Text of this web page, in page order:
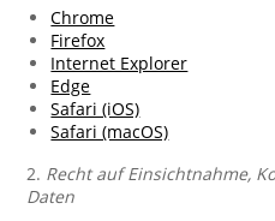
Chrome
Firefox
Internet Explorer
Edge
Safari (iOS)
Safari (macOS)
2. Recht auf Einsichtnahme,
Daten